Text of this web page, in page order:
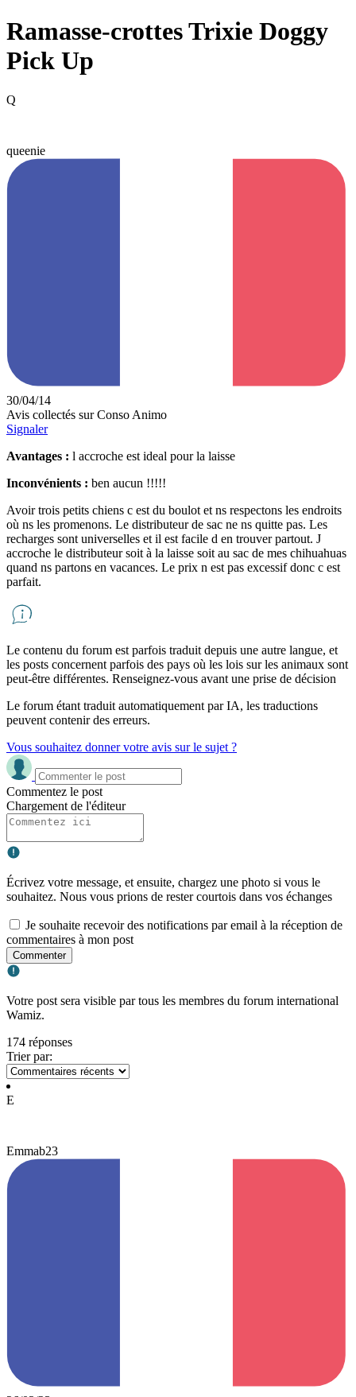
Ramasse-crottes Trixie Doggy
Pick Up
Q
queenie
30/04/14
Avis collectés sur Conso Animo
Signaler
Avantages : l accroche est ideal pour la laisse
Inconvénients : ben aucun !!!!!
Avoir trois petits chiens c est du boulot et ns respectons les endroits
où ns les promenons. Le distributeur de sac ne ns quitte pas. Les
recharges sont universelles et il est facile d en trouver partout. J
accroche le distributeur soit à la laisse soit au sac de mes chihuahuas
quand ns partons en vacances. Le prix n est pas excessif donc c est
parfait.
Le contenu du forum est parfois traduit depuis une autre langue, et
les posts concernent parfois des pays où les lois sur les animaux sont
peut-être différentes. Renseignez-vous avant une prise de décision
Le forum étant traduit automatiquement par IA, les traductions
peuvent contenir des erreurs.
Vous souhaitez donner votre avis sur le sujet ?
Commentez le post
Chargement de l'éditeur
Écrivez votre message, et ensuite, chargez une photo si vous le
souhaitez. Nous vous prions de rester courtois dans vos échanges
Je souhaite recevoir des notifications par email à la réception de
commentaires à mon post
Commenter
Votre post sera visible par tous les membres du forum international
Wamiz.
174 réponses
Trier par:
E
Emmab23